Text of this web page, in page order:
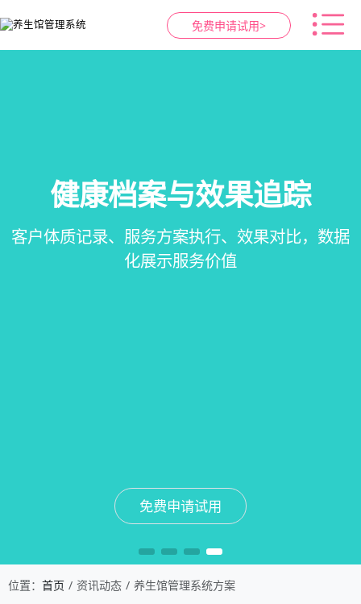
免费申请试用>
会员营销&锁客
会员积分、套餐定制、精准营销、客户关怀，提
升复购率与客单价
免费申请试用
预约与工位管理
在线预约、智能排班、技师调度、房间/床位状态
一目了然，提升资源利用率
免费申请试用
健康档案与效果追踪
客户体质记录、服务方案执行、效果对比，数据
化展示服务价值
免费申请试用
智慧养生馆管理系统
一站式解决养生馆预约、服务、会员、财务、营
销全流程数字化管理
免费申请试用
位置： 首页 资讯动态 养生馆管理系统方案